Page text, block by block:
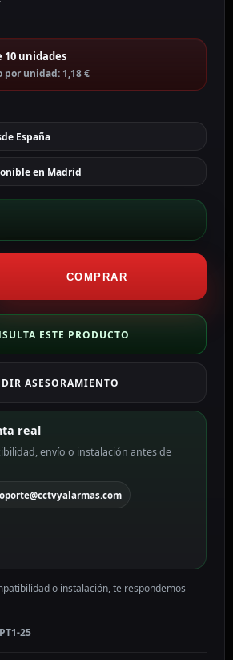
10 unidades
por unidad: 1,18 €
España
en Madrid
COMPRAR
ESTE PRODUCTO
ASESORAMIENTO
real
envío o instalación antes de
o instalación, te respondemos
25